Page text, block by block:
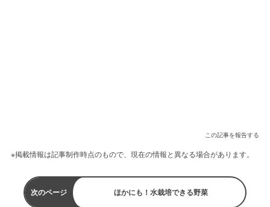
この記事を報告する
※掲載情報は記事制作時点のもので、現在の情報と異なる場合があります。
次のページ ほかにも！水栽培できる野菜